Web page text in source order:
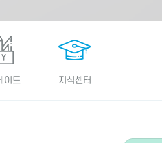
이드 지식센터